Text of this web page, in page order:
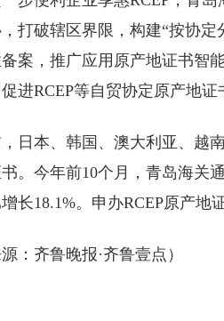
打破辖区界限，构建“按协
案，推广应用原产地证书智
进RCEP等自贸协定原产地证
，日本、韩国、澳大利亚、越
。今年前10个月，青岛海关
长18.1%。申办RCEP原产地
源：齐鲁晚报·齐鲁壹点）